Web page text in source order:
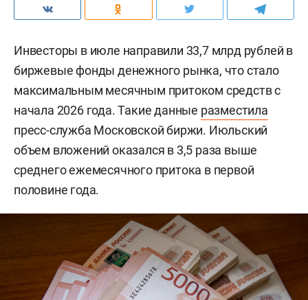
Инвесторы в июле направили 33,7 млрд рублей в
биржевые фонды денежного рынка, что стало
максимальным месячным притоком средств с
начала 2026 года. Такие данные разместила
пресс-служба Московской биржи. Июльский
объем вложений оказался в 3,5 раза выше
среднего ежемесячного притока в первой
половине года.